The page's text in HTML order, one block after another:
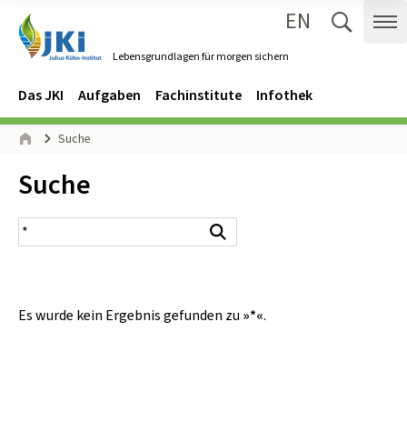
Lebensgrundlagen für morgen sichern
EN
Navigation
Hauptmenü
Das JKI Aufgaben Fachinstitute Infothek
Seitenpfad
Suche
Inhalt:
Suche
Suchergebnis
Es wurde kein Ergebnis gefunden zu »*«.